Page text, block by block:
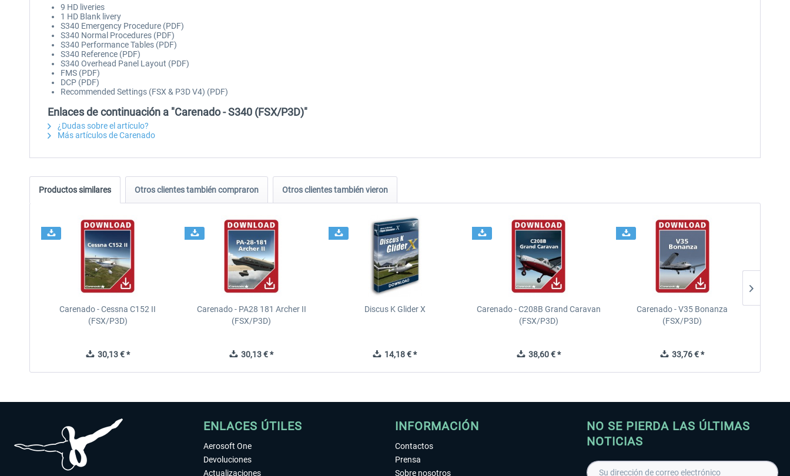
9 HD liveries
1 HD Blank livery
S340 Emergency Procedure (PDF)
S340 Normal Procedures (PDF)
S340 Performance Tables (PDF)
S340 Reference (PDF)
S340 Overhead Panel Layout (PDF)
FMS (PDF)
DCP (PDF)
Recommended Settings (FSX & P3D V4) (PDF)
Enlaces de continuación a "Carenado - S340 (FSX/P3D)"
¿Dudas sobre el artículo?
Más artículos de Carenado
Productos similares Otros clientes también compraron Otros clientes también vieron
Carenado - Cessna C152 II
(FSX/P3D)
30,13 € *
Carenado - PA28 181 Archer II
(FSX/P3D)
30,13 € *
Discus K Glider X
14,18 € *
Carenado - C208B Grand Caravan
(FSX/P3D)
38,60 € *
Carenado - V35 Bonanza
(FSX/P3D)
33,76 € *
ENLACES ÚTILES
Aerosoft One
Devoluciones
Actualizaciones
INFORMACIÓN
Contactos
Prensa
Sobre nosotros
NO SE PIERDA LAS ÚLTIMAS
NOTICIAS